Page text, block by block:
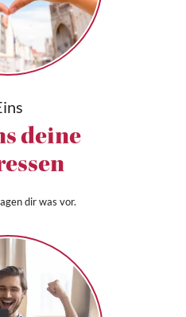
deine
dir was vor.